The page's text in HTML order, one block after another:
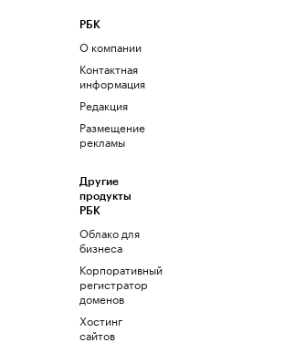
РБК
О компании
Контактная
информация
Редакция
Размещение
рекламы
Другие
продукты
РБК
Облако для
бизнеса
Корпоративный
регистратор
доменов
Хостинг
сайтов